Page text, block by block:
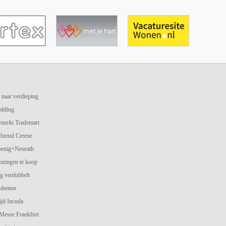
verdieping
Trademart
Cerene
te koop
verdubbelt
Incoda
Frankfurt